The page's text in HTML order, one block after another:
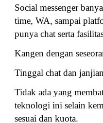
Social messenger
time, WA, sampai
punya chat serta
Kangen dengan
Tinggal chat dan
Tidak ada yang
teknologi ini selain
sesuai dan kuota.